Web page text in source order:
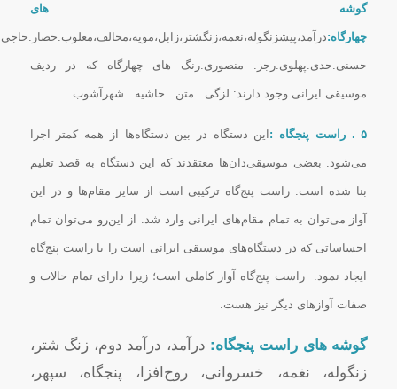
گوشه های
چهارگاه:درآمد،پیشزنگوله،نغمه،زنگشتر،زابل،مویه،مخالف،مغلوب.حصار.حاجی
حسنی.حدی.پهلوی.رجز. منصوری.رنگ های چهارگاه که در ردیف
موسیقی ایرانی وجود دارند: لزگی . متن . حاشیه . شهرآشوب
۵ . راست پنجگاه : این دستگاه در بین دستگاه‌ها از همه کمتر اجرا
مى‌شود. بعضى موسیقى‌دان‌ها معتقدند که این دستگاه به قصد تعلیم
بنا شده است. راست پنج‌گاه ترکیبى است از سایر مقام‌ها و در این
آواز مى‌توان به تمام مقام‌هاى ایرانى وارد شد. از این‌رو مى‌توان تمام
احساساتى که در دستگاه‌هاى موسیقى ایرانى است را با راست پنج‌گاه
ایجاد نمود. راست پنج‌گاه آواز کاملى است؛ زیرا داراى تمام حالات و
صفات آوازهاى دیگر نیز هست.
گوشه های راست پنجگاه: درآمد، درآمد دوم، زنگ شتر،
زنگوله، نغمه، خسروانی، روح‌افزا، پنجگاه، سپهر،